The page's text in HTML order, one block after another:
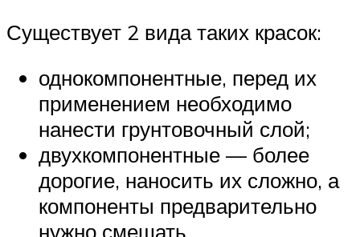
Существует 2 вида таких красок:
однокомпонентные, перед их
применением необходимо
нанести грунтовочный слой;
двухкомпонентные — более
дорогие, наносить их сложно, а
компоненты предварительно
нужно смешать.